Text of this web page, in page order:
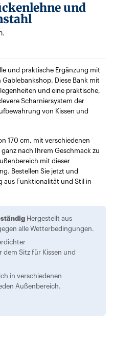
und
und praktische Ergänzung mit
Diese Bank mit
und eine praktische,
Scharniersystem der
von Kissen und
170 cm, mit verschiedenen
nach Ihrem Geschmack zu
mit dieser
Bestellen Sie jetzt und
aus Funktionalität und Stil in
Hergestellt aus
alle Wetterbedingungen.
Sitz für Kissen und
in verschiedenen
Außenbereich.